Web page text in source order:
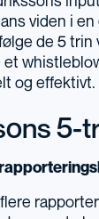
viden i
de 5
et
og effektivt.
5-